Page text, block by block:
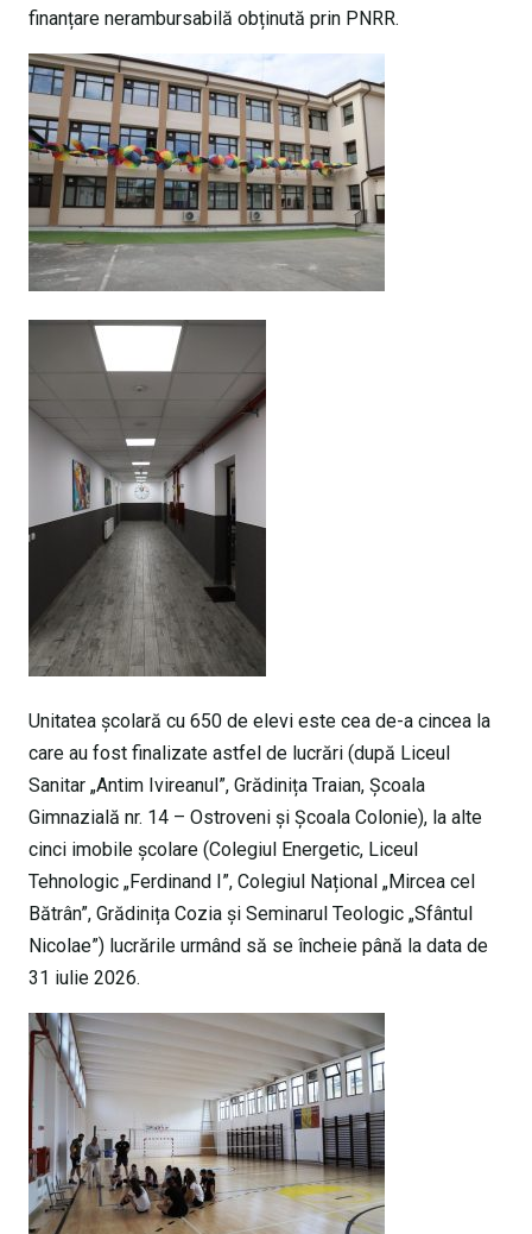
finanțare nerambursabilă obținută prin PNRR.
Unitatea școlară cu 650 de elevi este cea de-a cincea la
care au fost finalizate astfel de lucrări (după Liceul
Sanitar „Antim Ivireanul”, Grădinița Traian, Școala
Gimnazială nr. 14 – Ostroveni și Școala Colonie), la alte
cinci imobile școlare (Colegiul Energetic, Liceul
Tehnologic „Ferdinand I”, Colegiul Național „Mircea cel
Bătrân”, Grădinița Cozia și Seminarul Teologic „Sfântul
Nicolae”) lucrările urmând să se încheie până la data de
31 iulie 2026.